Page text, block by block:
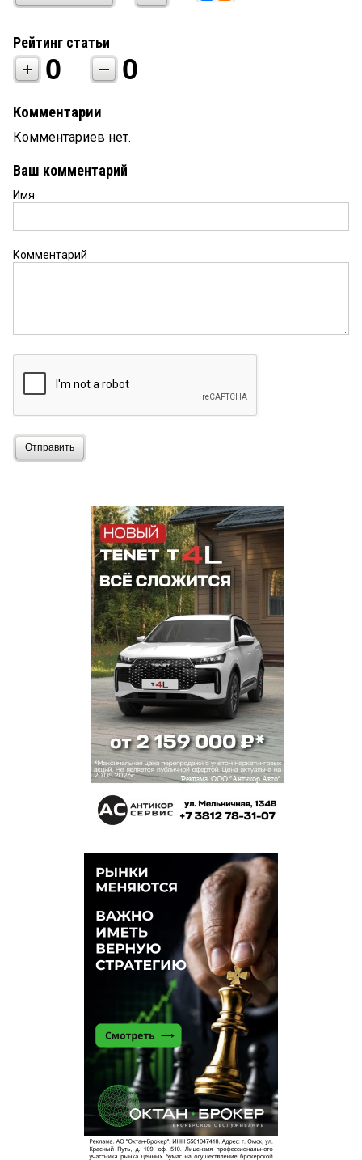
Рейтинг статьи
0 0
Комментарии
Комментариев нет.
Ваш комментарий
Имя
Комментарий
Отправить